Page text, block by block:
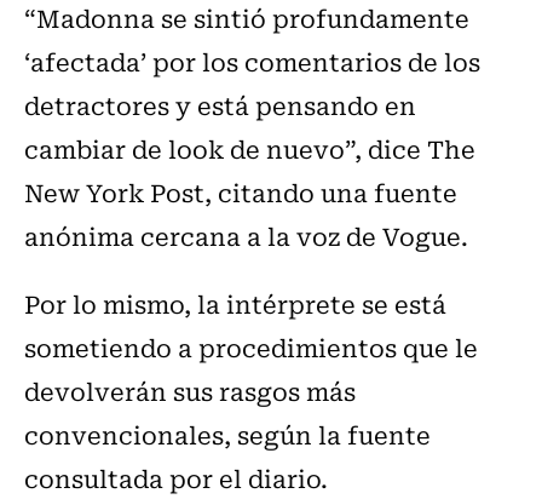
“Madonna se sintió profundamente
‘afectada’ por los comentarios de los
detractores y está pensando en
cambiar de look de nuevo”, dice The
New York Post, citando una fuente
anónima cercana a la voz de Vogue.
Por lo mismo, la intérprete se está
sometiendo a procedimientos que le
devolverán sus rasgos más
convencionales, según la fuente
consultada por el diario.